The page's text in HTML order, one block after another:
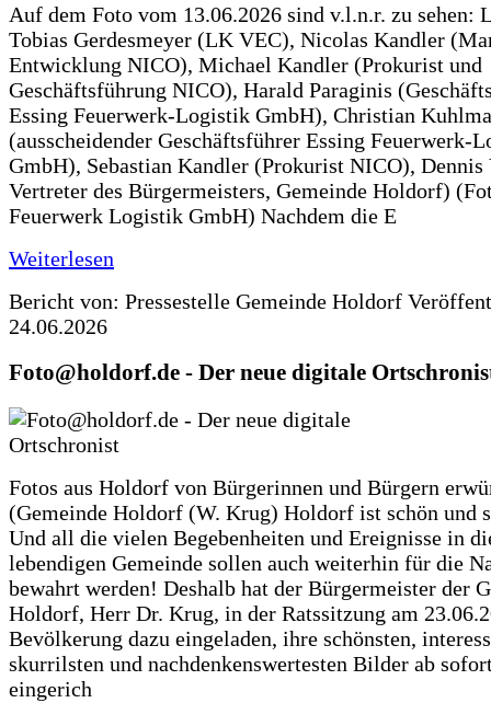
Auf dem Foto vom 13.06.2026 sind v.l.n.r. zu sehen:
Tobias Gerdesmeyer (LK VEC), Nicolas Kandler
Entwicklung NICO), Michael Kandler (Prokurist und
Geschäftsführung NICO), Harald Paraginis
Essing Feuerwerk-Logistik GmbH), Christian
(ausscheidender Geschäftsführer Essing Feuerwerk-
GmbH), Sebastian Kandler (Prokurist NICO),
Vertreter des Bürgermeisters, Gemeinde Holdorf)
Feuerwerk Logistik GmbH) Nachdem die E
Weiterlesen
Bericht von: Pressestelle Gemeinde Holdorf
24.06.2026
Foto@holdorf.de - Der neue digitale
Fotos aus Holdorf von Bürgerinnen und Bürgern
(Gemeinde Holdorf (W. Krug) Holdorf ist schön und
Und all die vielen Begebenheiten und Ereignisse in
lebendigen Gemeinde sollen auch weiterhin für die
bewahrt werden! Deshalb hat der Bürgermeister der
Holdorf, Herr Dr. Krug, in der Ratssitzung am
Bevölkerung dazu eingeladen, ihre schönsten,
skurrilsten und nachdenkenswertesten Bilder ab
eingerich